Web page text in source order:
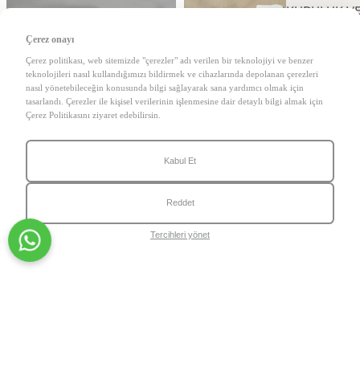
KURULUK
VÜCUT CİLT
YAŞLANMA
Çerez onayı
Çerez politikası, web sitemizde "çerezler" adı verilen bir teknolojiyi ve benzer
teknolojileri nasıl kullandığımızı bildirmek ve cihazlarında depolanan çerezleri
nasıl yönetebileceğin konusunda bilgi sağlayarak sana yardımcı olmak için
tasarlandı. Çerezler ile kişisel verilerinin işlenmesine dair detaylı bilgi almak için
Çerez Politikasını ziyaret edebilirsin.
Kabul Et
Reddet
Tercihleri yönet